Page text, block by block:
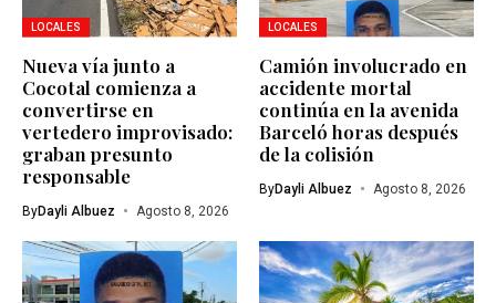
LOCALES
Nueva vía junto a
Cocotal comienza a
convertirse en
vertedero improvisado:
graban presunto
responsable
ByDayli Albuez Agosto 8, 2026
LOCALES
Camión involucrado en
accidente mortal
continúa en la avenida
Barceló horas después
de la colisión
ByDayli Albuez Agosto 8, 2026